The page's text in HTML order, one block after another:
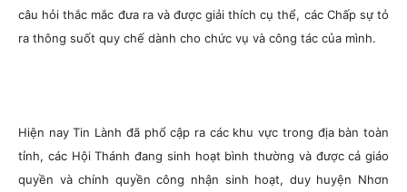
câu hỏi thắc mắc đưa ra và được giải thích cụ thể, các Chấp sự tỏ
ra thông suốt quy chế dành cho chức vụ và công tác của mình.
Hiện nay Tin Lành đã phổ cập ra các khu vực trong địa bàn toàn
tỉnh, các Hội Thánh đang sinh hoạt bình thường và được cả giáo
quyền và chính quyền công nhận sinh hoạt, duy huyện Nhơn